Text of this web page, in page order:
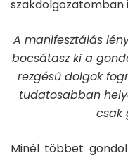
A manifesztálás
bocsátasz ki a
rezgésű dolgok
tudatosabban
csak
Minél többet